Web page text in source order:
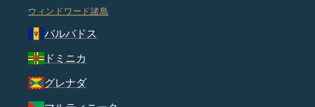
ウィンドワード諸島
バルバドス
ドミニカ
グレナダ